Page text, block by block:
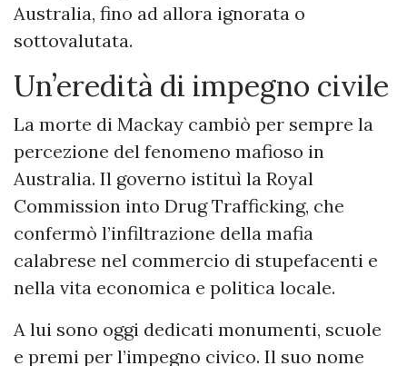
Australia, fino ad allora ignorata o
sottovalutata.
Un’eredità di impegno civile
La morte di Mackay cambiò per sempre la
percezione del fenomeno mafioso in
Australia. Il governo istituì la Royal
Commission into Drug Trafficking, che
confermò l’infiltrazione della mafia
calabrese nel commercio di stupefacenti e
nella vita economica e politica locale.
A lui sono oggi dedicati monumenti, scuole
e premi per l’impegno civico. Il suo nome